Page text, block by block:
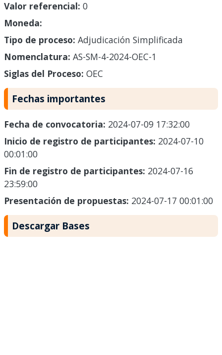
Valor referencial: 0
Moneda:
Tipo de proceso: Adjudicación Simplificada
Nomenclatura: AS-SM-4-2024-OEC-1
Siglas del Proceso: OEC
Fechas importantes
Fecha de convocatoria: 2024-07-09 17:32:00
Inicio de registro de participantes: 2024-07-10
00:01:00
Fin de registro de participantes: 2024-07-16
23:59:00
Presentación de propuestas: 2024-07-17 00:01:00
Descargar Bases